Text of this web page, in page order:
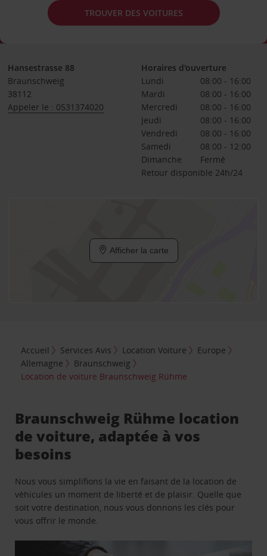
TROUVER DES VOITURES
Hansestrasse 88
Braunschweig
38112
Appeler le : 0531374020
Horaires d'ouverture
Lundi
08:00 - 16:00
Mardi
08:00 - 16:00
Mercredi
08:00 - 16:00
Jeudi
08:00 - 16:00
Vendredi
08:00 - 16:00
Samedi
08:00 - 12:00
Dimanche
Fermé
Retour disponible 24h/24
Afficher la carte
Accueil Services Avis Location Voiture
Europe
Allemagne
Braunschweig
Location de voiture Braunschweig Rühme
Braunschweig Rühme location
de voiture, adaptée à vos
besoins
Nous vous simplifions la vie en faisant de la location de
véhicules un moment de liberté et de plaisir. Quelle que
soit votre destination, nous vous donnons les clés pour
vous offrir le monde.